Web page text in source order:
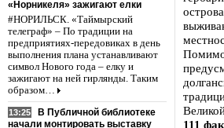
«Норникеля» зажигают елки
#НОРИЛЬСК. «Таймырский
телеграф» – По традиции на
предприятиях-передовиках в день
выполнения плана устанавливают
символ Нового года – елку и
зажигают на ней гирлянды. Таким
образом…
13:25
В Публичной библиотеке
начали монтировать выставку
Помимо
111